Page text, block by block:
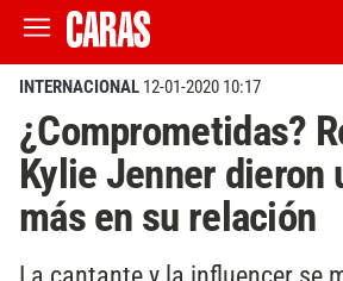
INTERNACIONAL 12-01-2020 10:17
¿Comprometidas?
Kylie Jenner dieron
más en su relación
La cantante y la influencer se